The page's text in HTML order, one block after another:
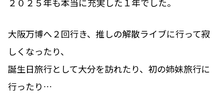
大阪万博へ２回行き、推しの解散ライブに行って寂
しくなったり、
誕生日旅行として大分を訪れたり、初の姉妹旅行に
行ったり…